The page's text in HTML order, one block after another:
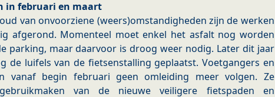
in februari en maart
van onvoorziene (weers)omstandigheden zijn de werken
afgerond. Momenteel moet enkel het asfalt nog worden
parking, maar daarvoor is droog weer nodig. Later dit jaar
de luifels van de fietsenstalling geplaatst. Voetgangers en
vanaf begin februari geen omleiding meer volgen. Ze
van de nieuwe veiligere fietspaden en